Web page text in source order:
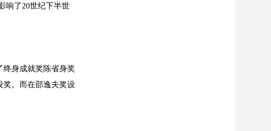
响了20世纪下半世
身成就奖陈省身奖
奖。而在邵逸夫奖设